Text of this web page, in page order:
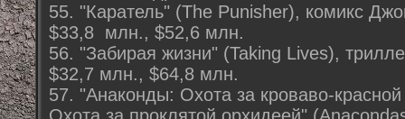
55. "Каратель" (The Punisher), комикс
$33,8 млн., $52,6 млн.
56. "Забирая жизни" (Taking Lives),
$32,7 млн., $64,8 млн.
57. "Анаконды: Охота за кроваво-